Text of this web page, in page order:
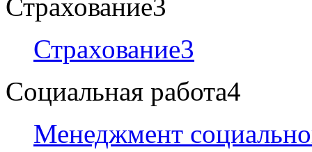
Страхование3
Страхование3
Социальная работа4
Менеджмент